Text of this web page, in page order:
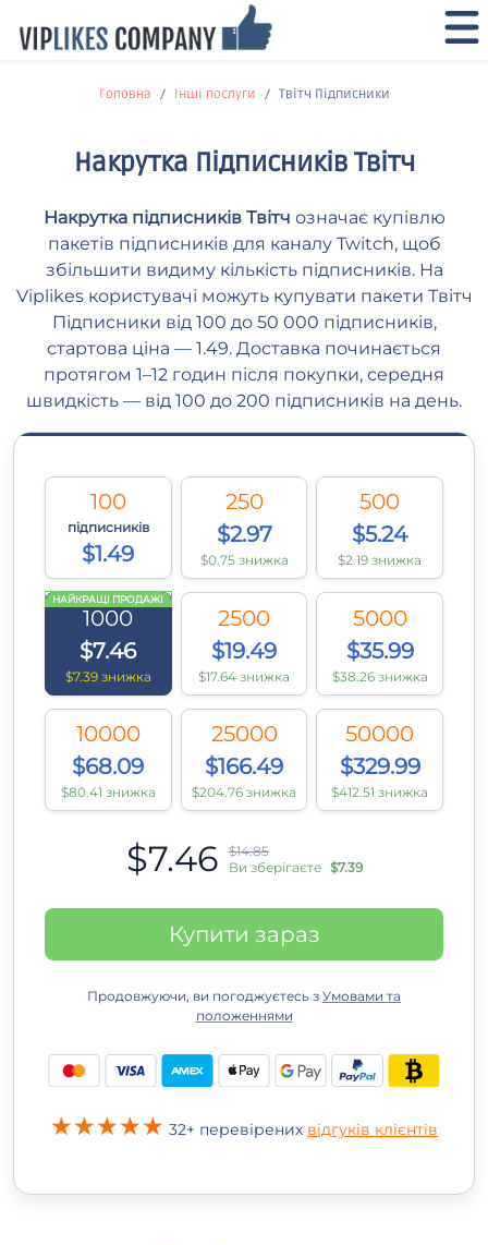
Головна Інші послуги Твітч Підписники
Накрутка Підписників Твітч
Накрутка підписників Твітч означає купівлю
пакетів підписників для каналу Twitch, щоб
збільшити видиму кількість підписників. На
Viplikes користувачі можуть купувати пакети Твітч
Підписники від 100 до 50 000 підписників,
стартова ціна — 1.49. Доставка починається
протягом 1–12 годин після покупки, середня
швидкість — від 100 до 200 підписників на день.
100
підписників
$1.49
250
$2.97
$0.75 знижка
500
$5.24
$2.19 знижка
НАЙКРАЩІ ПРОДАЖІ
1000
$7.46
$7.39 знижка
2500
$19.49
$17.64 знижка
5000
$35.99
$38.26 знижка
10000
$68.09
$80.41 знижка
25000
$166.49
$204.76 знижка
50000
$329.99
$412.51 знижка
$7.46
$14.85
Ви зберігаєте $7.39
Купити зараз
Продовжуючи, ви погоджуєтесь з Умовами та
положеннями
32+ перевірених відгуків клієнтів